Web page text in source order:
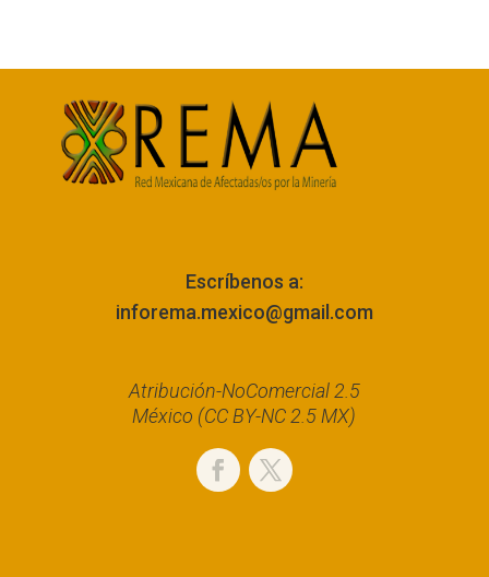
Escríbenos a:
inforema.mexico@gmail.com
Atribución-NoComercial 2.5
México (CC BY-NC 2.5 MX)